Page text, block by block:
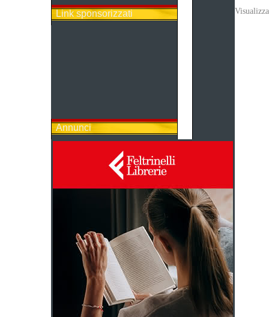
Link sponsorizzati
Annunci